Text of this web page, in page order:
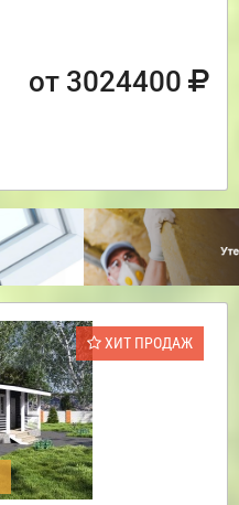
от 3024400
ХИТ ПРОДАЖ